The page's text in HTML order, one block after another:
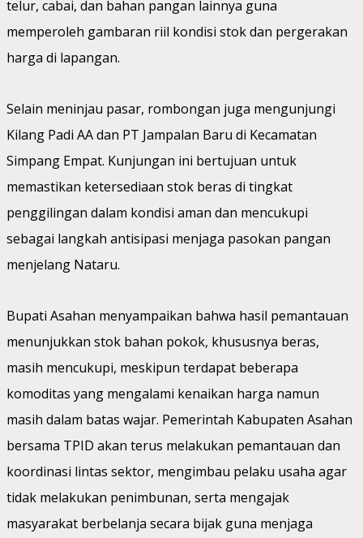
telur, cabai, dan bahan pangan lainnya guna
memperoleh gambaran riil kondisi stok dan pergerakan
harga di lapangan.
Selain meninjau pasar, rombongan juga mengunjungi
Kilang Padi AA dan PT Jampalan Baru di Kecamatan
Simpang Empat. Kunjungan ini bertujuan untuk
memastikan ketersediaan stok beras di tingkat
penggilingan dalam kondisi aman dan mencukupi
sebagai langkah antisipasi menjaga pasokan pangan
menjelang Nataru.
Bupati Asahan menyampaikan bahwa hasil pemantauan
menunjukkan stok bahan pokok, khususnya beras,
masih mencukupi, meskipun terdapat beberapa
komoditas yang mengalami kenaikan harga namun
masih dalam batas wajar. Pemerintah Kabupaten Asahan
bersama TPID akan terus melakukan pemantauan dan
koordinasi lintas sektor, mengimbau pelaku usaha agar
tidak melakukan penimbunan, serta mengajak
masyarakat berbelanja secara bijak guna menjaga